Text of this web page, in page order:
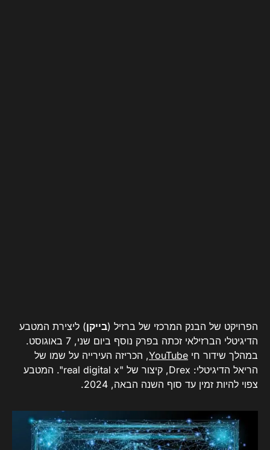
הפרויקט של הבנק המרכזי של ברזיל (בייקן) ליצירת המטבע
הדיגיטלי הברזילאי זכתה בפרק נוסף ביום שני, 7 באוגוסט.
במהלך שידור חי YouTube, הכריזה העירייה על שמו של
הריאל הדיגיטלי: Drex, קיצור של "real digital x". המטבע
צפוי להיות זמין עד סוף השנה הבאה, 2024.